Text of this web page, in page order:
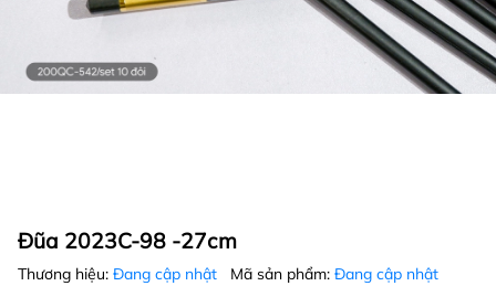
Đũa 2023C-98 -27cm
Thương hiệu: Đang cập nhật Mã sản phẩm: Đang cập nhật